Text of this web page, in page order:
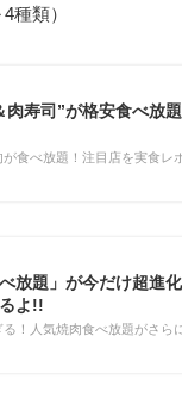
種類）
肉寿司”が格安食べ放
食べ放題！注目店を実食レ
放題」が今だけ超進
よ!!
る！人気焼肉食べ放題がさら